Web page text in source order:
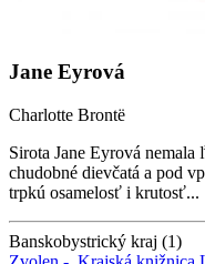
Jane Eyrová
Charlotte Brontë
Sirota Jane Eyrová
chudobné dievčatá a pod
trpkú osamelosť i krutosť...
Banskobystrický kraj (1)